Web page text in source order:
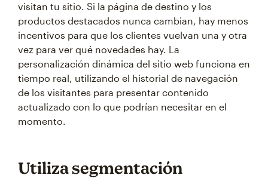
visitan tu sitio. Si la página de destino y los
productos destacados nunca cambian, hay menos
incentivos para que los clientes vuelvan una y otra
vez para ver qué novedades hay. La
personalización dinámica del sitio web funciona en
tiempo real, utilizando el historial de navegación
de los visitantes para presentar contenido
actualizado con lo que podrían necesitar en el
momento.
Utiliza segmentación